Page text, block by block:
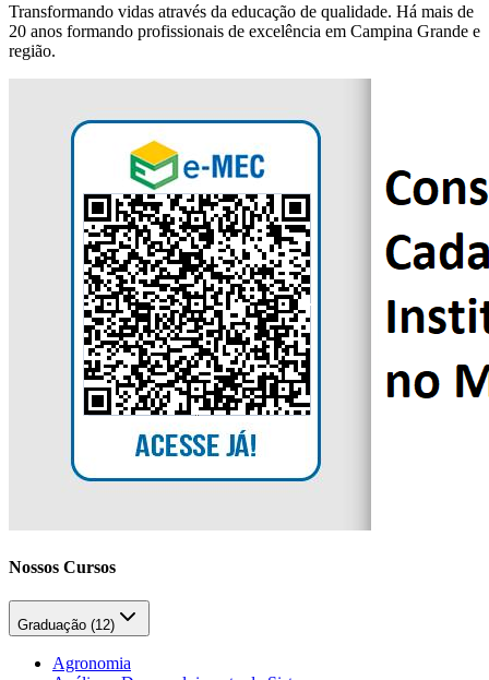
Transformando vidas através da educação de qualidade. Há mais de
20 anos formando profissionais de excelência em Campina Grande e
região.
Nossos Cursos
Graduação (12)
Agronomia